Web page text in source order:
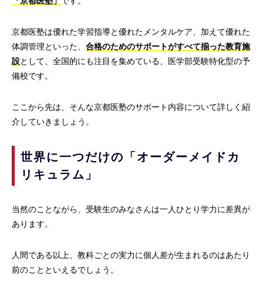
京都医塾は優れた学習指導と優れたメンタルケア、加えて優れた
体調管理といった、 合格のためのサポートがすべて揃った教育施
設として、全国的にも注目を集めている、医学部受験特化型の予
備校です。
ここから先は、そんな京都医塾のサポート内容について詳しく紹
介していきましょう。
世界に一つだけの「オーダーメイドカ
リキュラム」
当然のことながら、受験生のみなさんは一人ひとり学力に差異が
あります。
人間である以上、教科ごとの実力に個人差が生まれるのはあたり
前のことといえるでしょう。